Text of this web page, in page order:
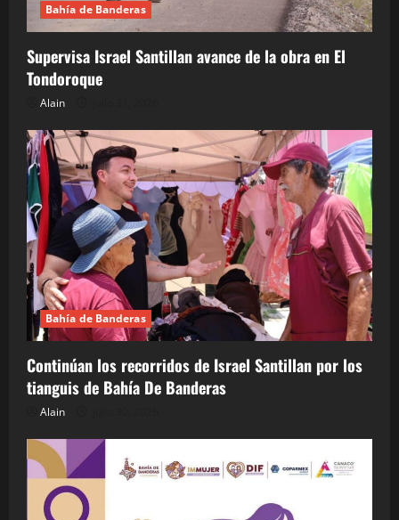
Bahía de Banderas
Supervisa Israel Santillan avance de la obra en El
Tondoroque
Alain
Bahía de Banderas
Continúan los recorridos de Israel Santillan por los
tianguis de Bahía De Banderas
Alain